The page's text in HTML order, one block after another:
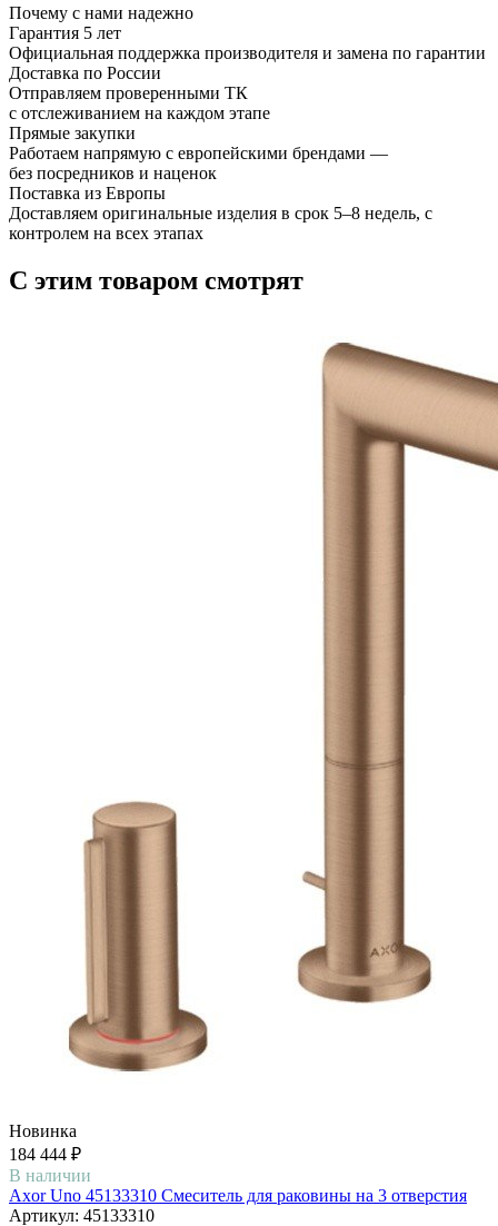
Почему с нами надежно
Гарантия 5 лет
Официальная поддержка производителя и замена по гарантии
Доставка по России
Отправляем проверенными ТК
с отслеживанием на каждом этапе
Прямые закупки
Работаем напрямую с европейскими брендами —
без посредников и наценок
Поставка из Европы
Доставляем оригинальные изделия в срок 5–8 недель, с
контролем на всех этапах
С этим товаром смотрят
Новинка
184 444 ₽
В наличии
Axor Uno 45133310 Смеситель для раковины на 3 отверстия
Артикул: 45133310